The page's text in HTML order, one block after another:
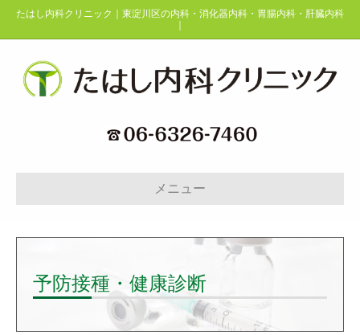
たはし内科クリニック｜東淀川区の内科・消化器内科・胃腸内科・肝臓内科
メニュー
予防接種・健康診断